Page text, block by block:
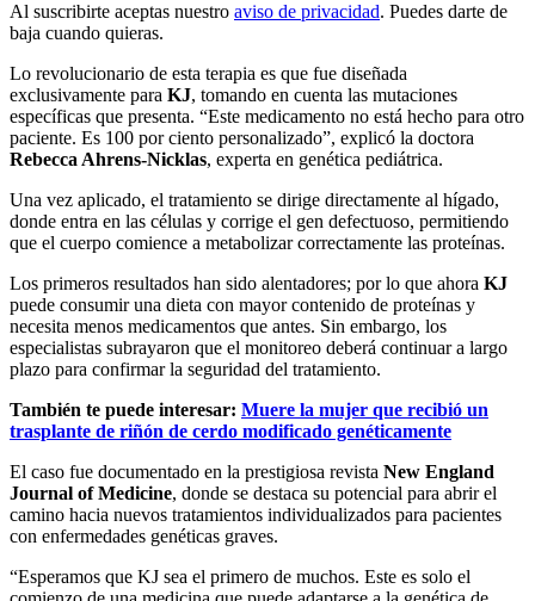
Al suscribirte aceptas nuestro aviso de privacidad. Puedes darte de
baja cuando quieras.
Lo revolucionario de esta terapia es que fue diseñada
exclusivamente para KJ, tomando en cuenta las mutaciones
específicas que presenta. “Este medicamento no está hecho para otro
paciente. Es 100 por ciento personalizado”, explicó la doctora
Rebecca Ahrens-Nicklas, experta en genética pediátrica.
Una vez aplicado, el tratamiento se dirige directamente al hígado,
donde entra en las células y corrige el gen defectuoso, permitiendo
que el cuerpo comience a metabolizar correctamente las proteínas.
Los primeros resultados han sido alentadores; por lo que ahora KJ
puede consumir una dieta con mayor contenido de proteínas y
necesita menos medicamentos que antes. Sin embargo, los
especialistas subrayaron que el monitoreo deberá continuar a largo
plazo para confirmar la seguridad del tratamiento.
También te puede interesar: Muere la mujer que recibió un
trasplante de riñón de cerdo modificado genéticamente
El caso fue documentado en la prestigiosa revista New England
Journal of Medicine, donde se destaca su potencial para abrir el
camino hacia nuevos tratamientos individualizados para pacientes
con enfermedades genéticas graves.
“Esperamos que KJ sea el primero de muchos. Este es solo el